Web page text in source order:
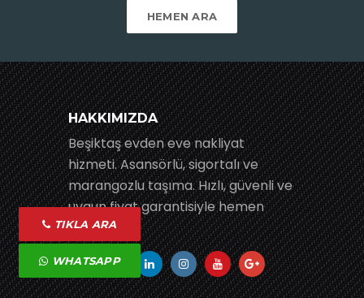
HEMEN ARA
HAKKIMIZDA
Beşiktaş evden eve nakliyat
hizmeti. Asansörlü, sigortalı ve
marangozlu taşıma. Hızlı, güvenli ve
uygun fiyat garantisiyle hemen
teklif alın.
WHATSAPP
TIKLA ARA